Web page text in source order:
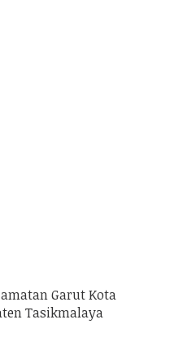
Garut Kota
Tasikmalaya